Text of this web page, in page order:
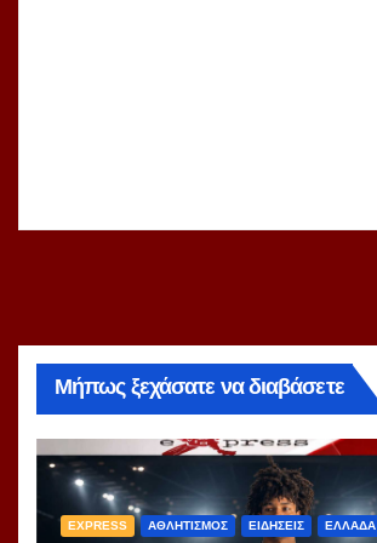
Μήπως ξεχάσατε να διαβάσετε
EXPRESS ΑΘΛΗΤΙΣΜΟΣ ΕΙΔΗΣΕΙΣ ΕΛΛΑΔΑ